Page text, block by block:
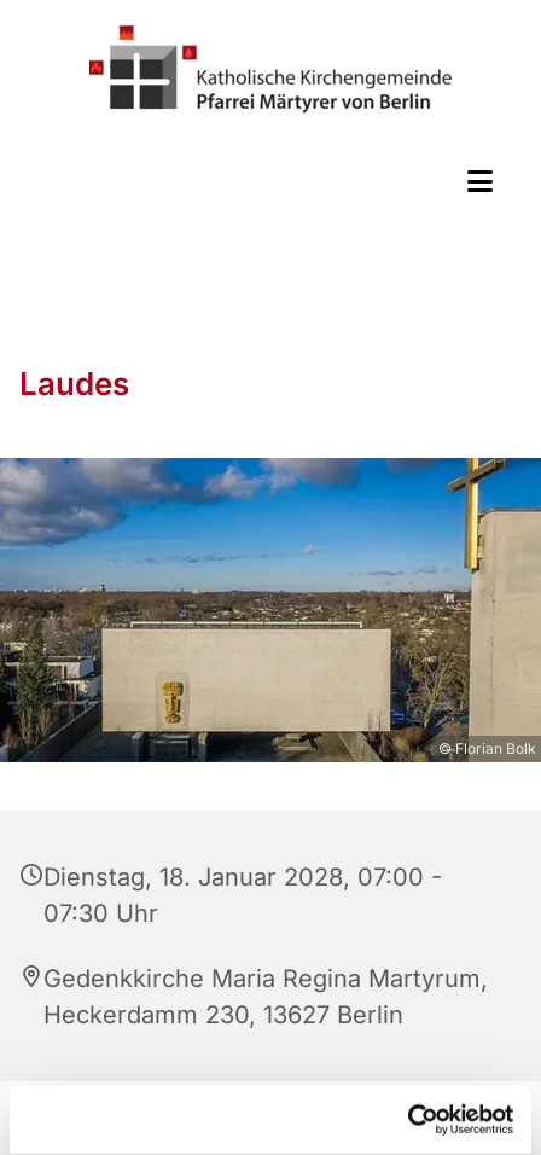
Laudes
© Florian Bolk
Dienstag, 18. Januar 2028, 07:00 -
07:30 Uhr
Gedenkkirche Maria Regina Martyrum,
Heckerdamm 230, 13627 Berlin